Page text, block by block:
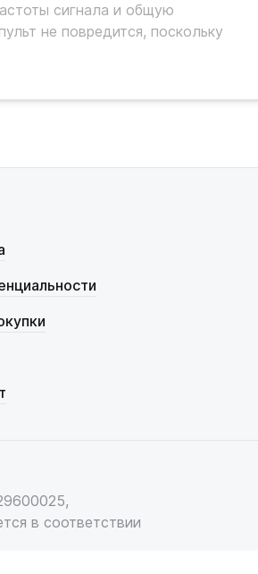
сигнала и общую
не повредится, поскольку
в соответствии